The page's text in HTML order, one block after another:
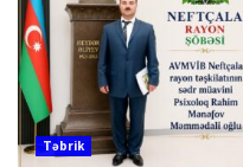
Təbrik